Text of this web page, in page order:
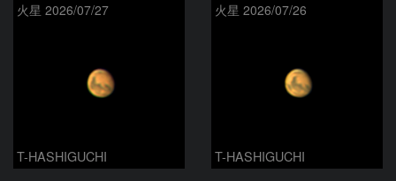
火星 2026/07/27
T-HASHIGUCHI
火星 2026/07/26
T-HASHIGUCHI